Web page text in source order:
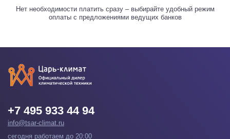
Нет необходимости платить сразу – выбирайте удобный режим
оплаты с предложениями ведущих банков
+7 495 933 44 94
info@tsar-climat.ru
сегодня работаем до 20:00